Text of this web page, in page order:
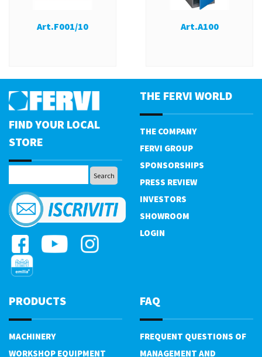
Art.F001/10 Art.A100
FIND YOUR LOCAL
STORE
THE FERVI WORLD
THE COMPANY
FERVI GROUP
SPONSORSHIPS
PRESS REVIEW
INVESTORS
SHOWROOM
LOGIN
PRODUCTS
MACHINERY
WORKSHOP EQUIPMENT
FAQ
FREQUENT QUESTIONS OF
MANAGEMENT AND